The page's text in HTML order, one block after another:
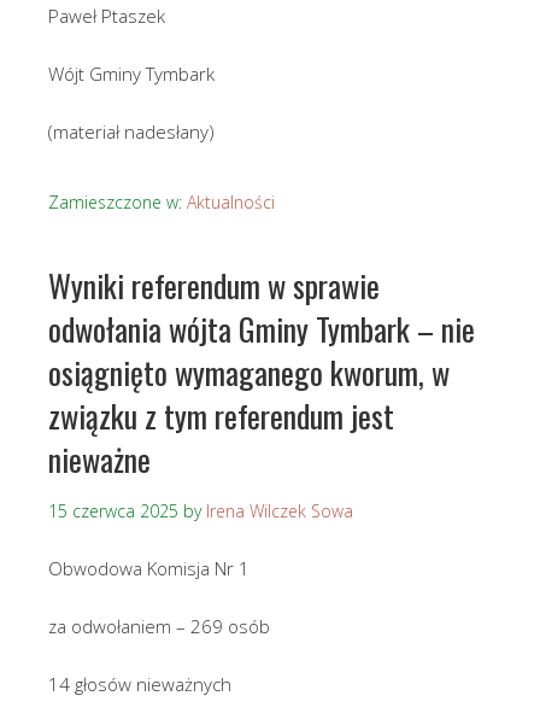
Paweł Ptaszek
Wójt Gminy Tymbark
(materiał nadesłany)
Zamieszczone w: Aktualności
Wyniki referendum w sprawie
odwołania wójta Gminy Tymbark – nie
osiągnięto wymaganego kworum, w
związku z tym referendum jest
nieważne
15 czerwca 2025 by Irena Wilczek Sowa
Obwodowa Komisja Nr 1
za odwołaniem – 269 osób
14 głosów nieważnych